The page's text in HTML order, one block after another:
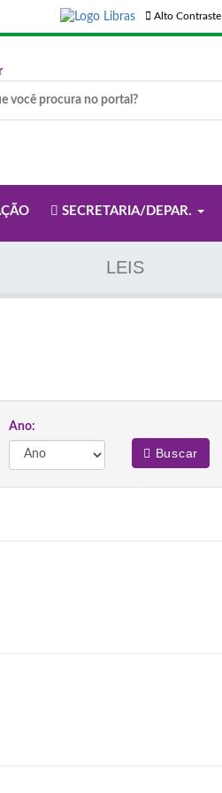
Alto Contraste
SECRETARIA/DEPAR.
LEIS
Ano:
Buscar